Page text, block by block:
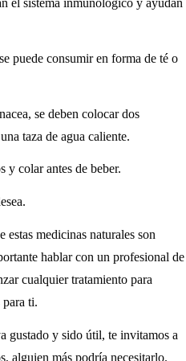
el sistema inmunológico y ayudan
puede consumir en forma de té o
se deben colocar dos
taza de agua caliente.
y colar antes de beber.
estas medicinas naturales son
hablar con un profesional de
cualquier tratamiento para
para ti.
gustado y sido útil, te invitamos a
alguien más podría necesitarlo.